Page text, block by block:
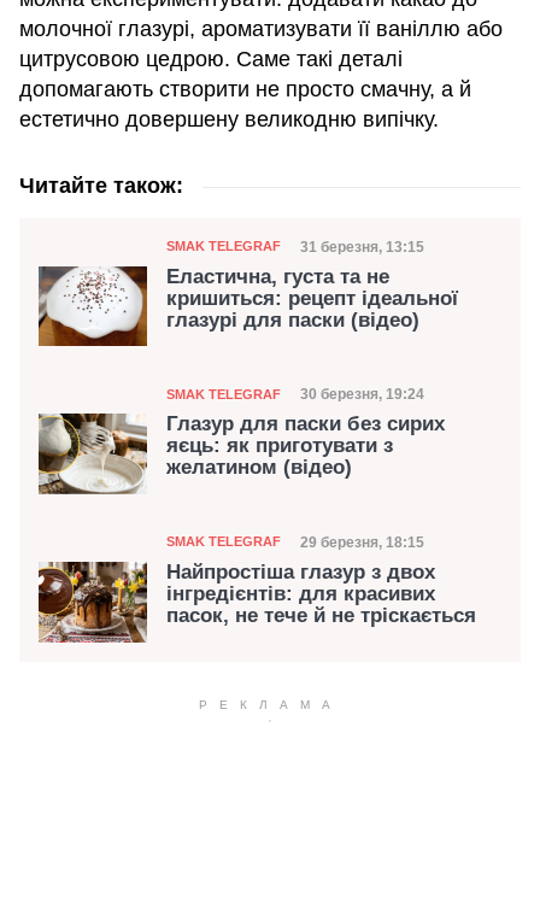
молочної глазурі, ароматизувати її ваніллю або
цитрусовою цедрою. Саме такі деталі
допомагають створити не просто смачну, а й
естетично довершену великодню випічку.
Читайте також:
Категорія
SMAK TELEGRAF Дата публікації
31 березня, 13:15
Еластична, густа та не
кришиться: рецепт ідеальної
глазурі для паски (відео)
Категорія
SMAK TELEGRAF Дата публікації
30 березня, 19:24
Глазур для паски без сирих
яєць: як приготувати з
желатином (відео)
Категорія
SMAK TELEGRAF Дата публікації
29 березня, 18:15
Найпростіша глазур з двох
інгредієнтів: для красивих
пасок, не тече й не тріскається